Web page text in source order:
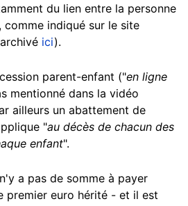
du lien entre la personne
indiqué sur le site
ici).
parent-enfant ("en ligne
mentionné dans la vidéo
ailleurs un abattement de
"au décès de chacun des
enfant".
a pas de somme à payer
premier euro hérité - et il est